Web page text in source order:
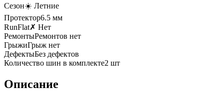
Сезон☀️ Летние
Протектор6.5 мм
RunFlat✗ Нет
РемонтыРемонтов нет
ГрыжиГрыж нет
ДефектыБез дефектов
Количество шин в комплекте2 шт
Описание